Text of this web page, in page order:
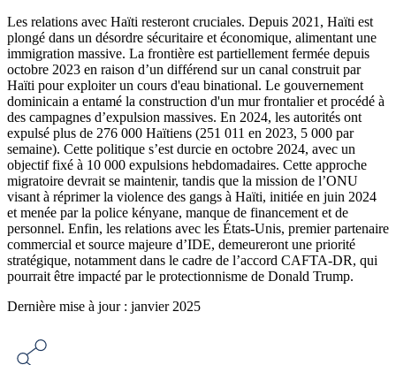
Les relations avec Haïti resteront cruciales. Depuis 2021, Haïti est
plongé dans un désordre sécuritaire et économique, alimentant une
immigration massive. La frontière est partiellement fermée depuis
octobre 2023 en raison d’un différend sur un canal construit par
Haïti pour exploiter un cours d'eau binational. Le gouvernement
dominicain a entamé la construction d'un mur frontalier et procédé à
des campagnes d’expulsion massives. En 2024, les autorités ont
expulsé plus de 276 000 Haïtiens (251 011 en 2023, 5 000 par
semaine). Cette politique s’est durcie en octobre 2024, avec un
objectif fixé à 10 000 expulsions hebdomadaires. Cette approche
migratoire devrait se maintenir, tandis que la mission de l’ONU
visant à réprimer la violence des gangs à Haïti, initiée en juin 2024
et menée par la police kényane, manque de financement et de
personnel. Enfin, les relations avec les États-Unis, premier partenaire
commercial et source majeure d’IDE, demeureront une priorité
stratégique, notamment dans le cadre de l’accord CAFTA-DR, qui
pourrait être impacté par le protectionnisme de Donald Trump.
Dernière mise à jour : janvier 2025